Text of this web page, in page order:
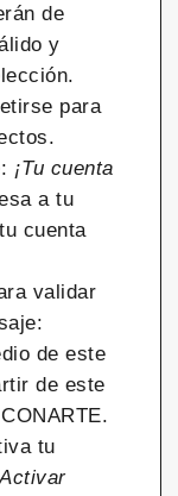
de
y
para
¡Tu cuenta
a tu
cuenta
validar
de este
de este
tu